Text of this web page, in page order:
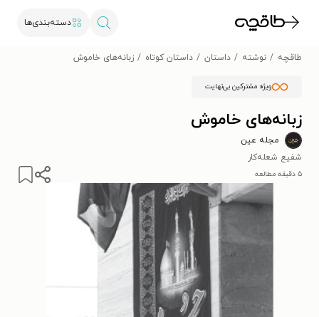
دسته‌بندی‌ها
طاقچه نوشته داستان داستان کوتاه زبانه‌های خاموش
ویژه مشترکین بی‌نهایت
زبانه‌های خاموش
مجله عین
شفیع شعله‌کار
۵ دقیقه مطالعه